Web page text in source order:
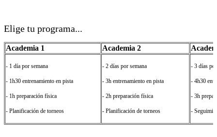
Elige tu programa...
Academia 1 Academia 2
- 1 día por semana
- 1h30 entrenamiento en pista
- 1h preparación física
- Planificación de torneos
- 2 días por semana
- 3h entrenamiento en pista
- 2h preparación física
- Planificación de torneos
- 3 días
- 4h30
- 3h
-